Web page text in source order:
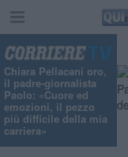
Chiara Pellacani oro,
il padre-giornalista
Paolo: «Cuore ed
emozioni, il pezzo
più difficile della mia
carriera»